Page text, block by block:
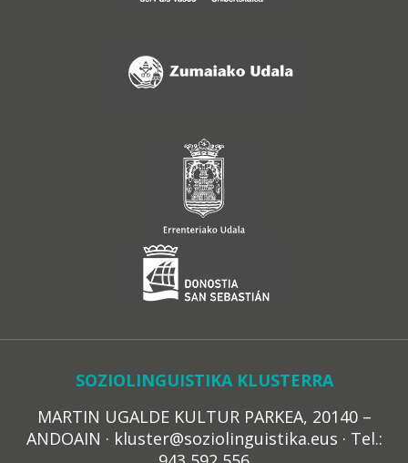
SOZIOLINGUISTIKA KLUSTERRA
MARTIN UGALDE KULTUR PARKEA, 20140 –
ANDOAIN · kluster@soziolinguistika.eus · Tel.: